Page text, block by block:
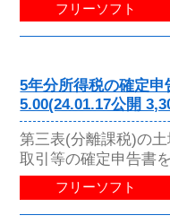
フリーソフト
5年分所得税の確定
5.00(24.01.17公開
第三表(分離課税)の
取引等の確定申告書
フリーソフト